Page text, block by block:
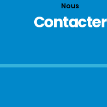
Nous
Contacter